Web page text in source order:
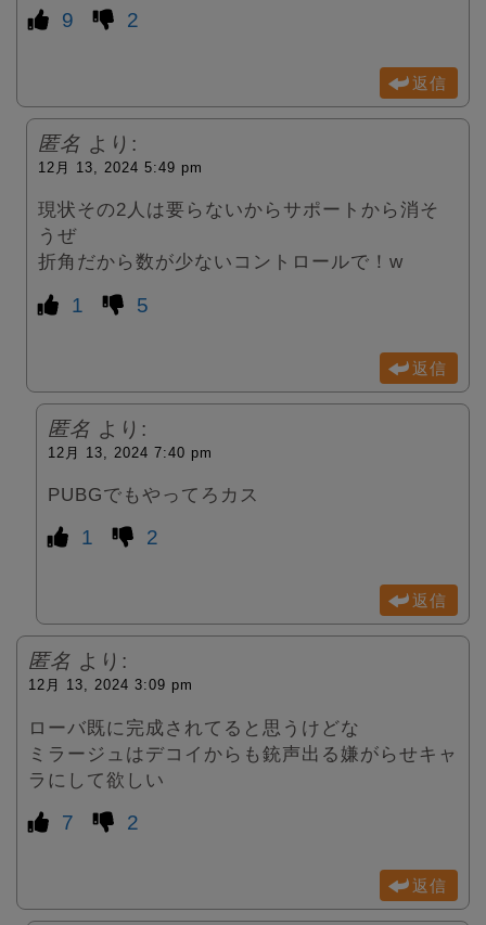
9 2
返信
匿名 より:
12月 13, 2024 5:49 pm
現状その2人は要らないからサポートから消そ
うぜ
折角だから数が少ないコントロールで！w
1 5
返信
匿名 より:
12月 13, 2024 7:40 pm
PUBGでもやってろカス
1 2
返信
匿名 より:
12月 13, 2024 3:09 pm
ローバ既に完成されてると思うけどな
ミラージュはデコイからも銃声出る嫌がらせキャ
ラにして欲しい
7 2
返信